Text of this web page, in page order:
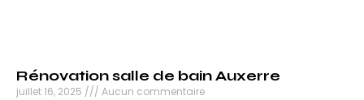
Rénovation salle de bain Auxerre
juillet 16, 2025 Aucun commentaire